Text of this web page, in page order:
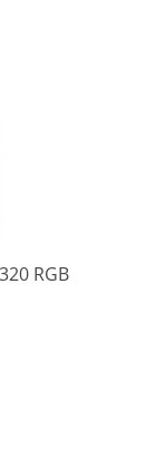
RGBNDS-